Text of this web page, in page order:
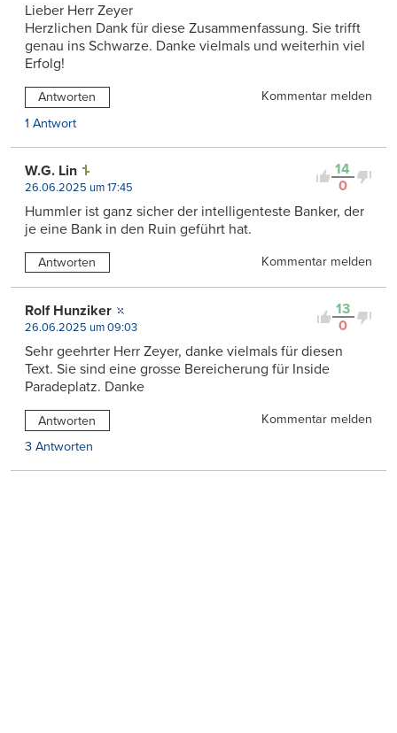
Lieber Herr Zeyer
Herzlichen Dank für diese Zusammenfassung. Sie trifft
genau ins Schwarze. Danke vielmals und weiterhin viel
Erfolg!
Antworten
Kommentar melden
1 Antwort
14
0
W.G. Lin
26.06.2025 um 17:45
Hummler ist ganz sicher der intelligenteste Banker, der
je eine Bank in den Ruin geführt hat.
Antworten Kommentar melden
13
0
Rolf Hunziker
26.06.2025 um 09:03
Sehr geehrter Herr Zeyer, danke vielmals für diesen
Text. Sie sind eine grosse Bereicherung für Inside
Paradeplatz. Danke
Antworten
Kommentar melden
3 Antworten